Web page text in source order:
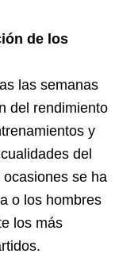
de los
las semanas
del rendimiento
y
del
se ha
o los hombres
los más